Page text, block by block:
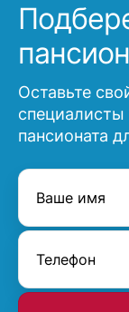
Оставьте
пансионата